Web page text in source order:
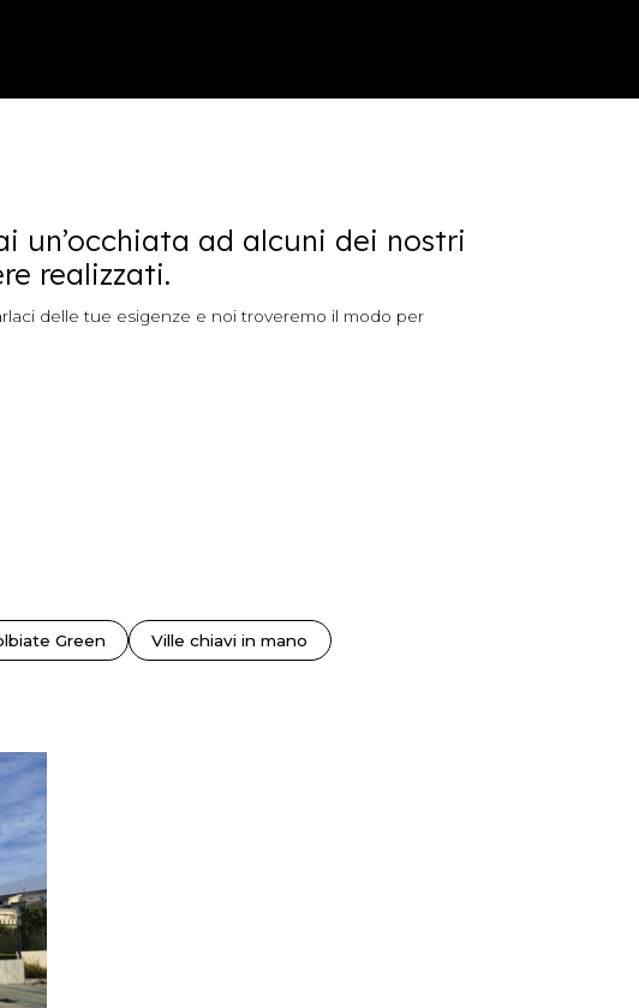
un’occhiata ad alcuni dei nostri
realizzati.
delle tue esigenze e noi troveremo il modo per
Green Ville chiavi in mano